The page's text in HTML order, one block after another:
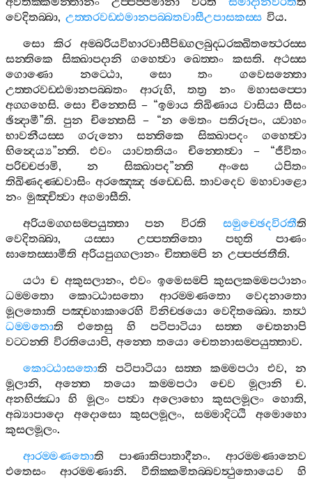
වෙදිතබ‍්බා, උත‍්තරවඩ‍්ඪමානපබ‍්බතවාසීඋපාසකස‍්ස විය.
සො
කිර
අම‍්බරියවිහාරවාසීපිඞ‍්ගලබුද‍්ධරක‍්ඛිතත්‍ථෙරස‍්ස
සන‍්තිකෙ
සික‍්ඛාපදානි ගහෙත්‍වා ඛෙත‍්තං කසති.අථස‍්ස
ගොණො
නට‍්ඨො, සො තං
ගවෙසන‍්තො
උත‍්තරවඩ‍්ඪමානපබ‍්බතං
ආරුහි, තත්‍ර නං
මහාසප‍්පො
අග‍්ගහෙසි.සො චින‍්තෙසි– “ඉමාය තිඛිණාය වාසියා සීසං
ඡින්‍දාමී”ති.පුන චින‍්තෙසි– “න මෙතං පතිරූපං,ය‍්වාහං
භාවනීයස‍්ස
ගරුනො සන‍්තිකෙ සික‍්ඛාපදං
ගහෙත්‍වා
භින්‍දෙය්‍ය”න‍්ති.එවං යාවතතියං චින‍්තෙත්‍වා – “ජීවිතං
පරිච‍්චජාමි, න සික‍්ඛාපද”න‍්ති අංසෙ
ඨපිතං
තිඛිණදණ‍්ඩවාසිං අරඤ‍්ඤෙ ඡඩ‍්ඩෙසි. තාවදෙව මහාවාළො
නං මුඤ‍්චිත්‍වා අගමාසීති.
අරියමග‍්ගසම‍්පයුත‍්තා
පන විරති සමුච‍්ඡෙදවිරතීති
වෙදිතබ‍්බා, යස‍්සා උප‍්පත‍්තිතො පභුති
පාණං
ඝාතෙස‍්සාමීති අරියපුග‍්ගලානං චිත‍්තම‍්පි න උප‍්පජ‍්ජතීති.
යථා ච අකුසලානං,එවං ඉමෙසම‍්පි කුසලකම‍්මපථානං
ධම‍්මතො
කොට‍්ඨාසතො ආරම‍්මණතො
වෙදනාතො
මූලතොති පඤ‍්චහාකාරෙහි විනිච‍්ඡයො වෙදිතබ‍්බො. තත්‍ථ
ධම‍්මතොති එතෙසු හි පටිපාටියා සත‍්ත
චෙතනාපි
වට‍්ටන‍්ති විරතියොපි, අන‍්තෙ තයො චෙතනාසම‍්පයුත‍්තාව.
කොට‍්ඨාසතොති පටිපාටියා සත‍්ත කම‍්මපථා එව,න
මූලානි,අන‍්තෙ තයො කම‍්මපථා චෙව මූලානි ච.
අනභිජ‍්ඣා
හි මූලං පත්‍වා අලොභො කුසලමූලං හොති,
අබ්‍යාපාදො
අදොසො කුසලමූලං, සම‍්මාදිට‍්ඨි
අමොහො
කුසලමූලං.
ආරම‍්මණතොති පාණාතිපාතාදීනං. ආරම‍්මණානෙව
එතෙසං
ආරම‍්මණානි. වීතික‍්කමිතබ‍්බවත්‍ථුතොයෙව
හි